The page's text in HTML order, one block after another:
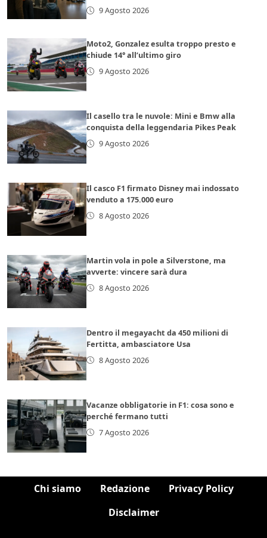
9 Agosto 2026
Moto2, Gonzalez esulta troppo presto e
chiude 14° all’ultimo giro
9 Agosto 2026
Il casello tra le nuvole: Mini e Bmw alla
conquista della leggendaria Pikes Peak
9 Agosto 2026
Il casco F1 firmato Disney mai indossato
venduto a 175.000 euro
8 Agosto 2026
Martin vola in pole a Silverstone, ma
avverte: vincere sarà dura
8 Agosto 2026
Dentro il megayacht da 450 milioni di
Fertitta, ambasciatore Usa
8 Agosto 2026
Vacanze obbligatorie in F1: cosa sono e
perché fermano tutti
7 Agosto 2026
Chi siamo Redazione
Privacy Policy
Disclaimer